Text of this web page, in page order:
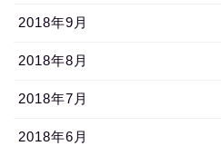
2018年9月
2018年8月
2018年7月
2018年6月